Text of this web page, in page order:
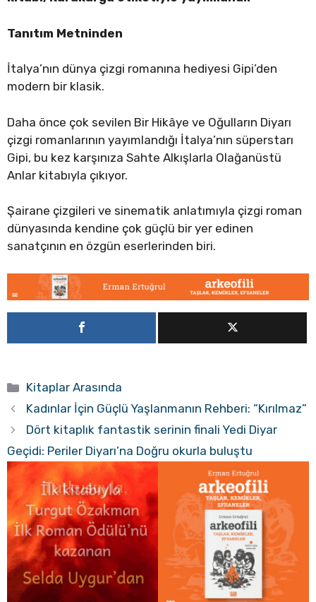
Tanıtım Metninden
İtalya’nın dünya çizgi romanına hediyesi Gipi’den
modern bir klasik.
Daha önce çok sevilen Bir Hikâye ve Oğulların Diyarı
çizgi romanlarının yayımlandığı İtalya’nın süperstarı
Gipi, bu kez karşınıza Sahte Alkışlarla Olağanüstü
Anlar kitabıyla çıkıyor.
Şairane çizgileri ve sinematik anlatımıyla çizgi roman
dünyasında kendine çok güçlü bir yer edinen
sanatçının en özgün eserlerinden biri.
Kategoriler
Kitaplar Arasında
Kadınlar İçin Güçlü Yaşlanmanın Rehberi: “Kırılmaz”
Dört kitaplık fantastik serinin finali Yedi Diyar
Geçidi: Periler Diyarı’na Doğru okurla buluştu